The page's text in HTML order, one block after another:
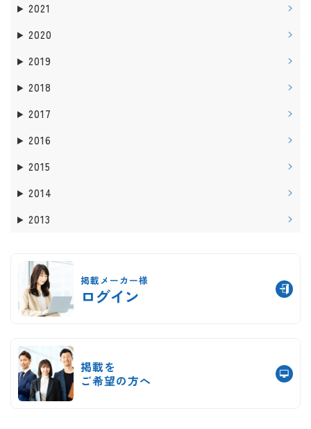
2021
2020
2019
2018
2017
2016
2015
2014
2013
掲載メーカー様
ログイン
掲載を
ご希望の方へ